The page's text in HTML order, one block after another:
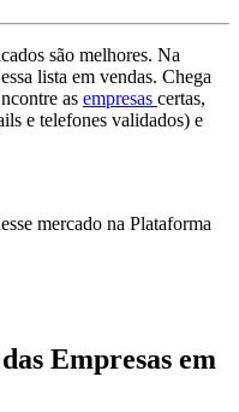
são melhores. Na
lista em vendas. Chega
as empresas certas,
e telefones validados) e
mercado na Plataforma
Empresas em